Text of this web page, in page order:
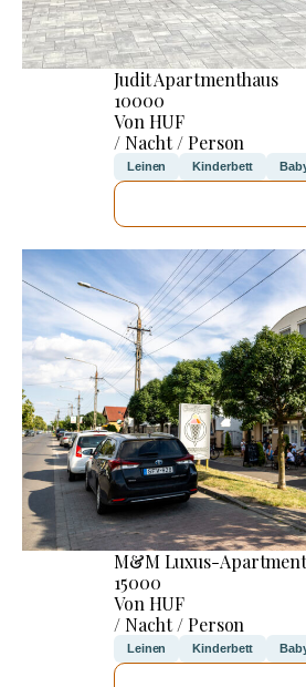
Judit Apartmenthaus
10000
Von HUF
/ Nacht / Person
Leinen Kinderbett
M&M Luxus-
15000
Von HUF
/ Nacht / Person
Leinen Kinderbett